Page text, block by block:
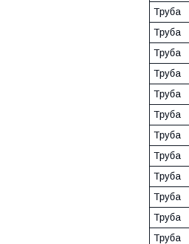
Труба
Труба
Труба
Труба
Труба
Труба
Труба
Труба
Труба
Труба
Труба
Труба